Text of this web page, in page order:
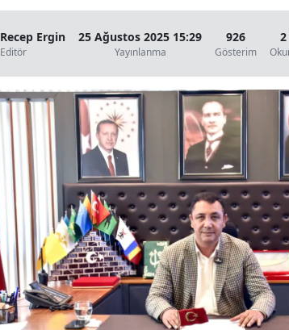
Recep Ergin
Editör
25 Ağustos 2025 15:29
Yayınlanma
926
Gösterim